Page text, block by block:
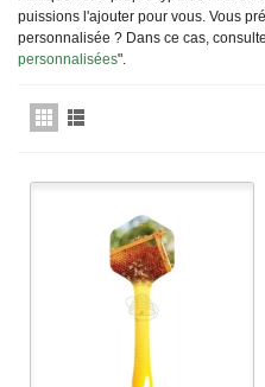
puissions l'ajouter pour vous. Vous
personnalisée ? Dans ce cas,
personnalisées".